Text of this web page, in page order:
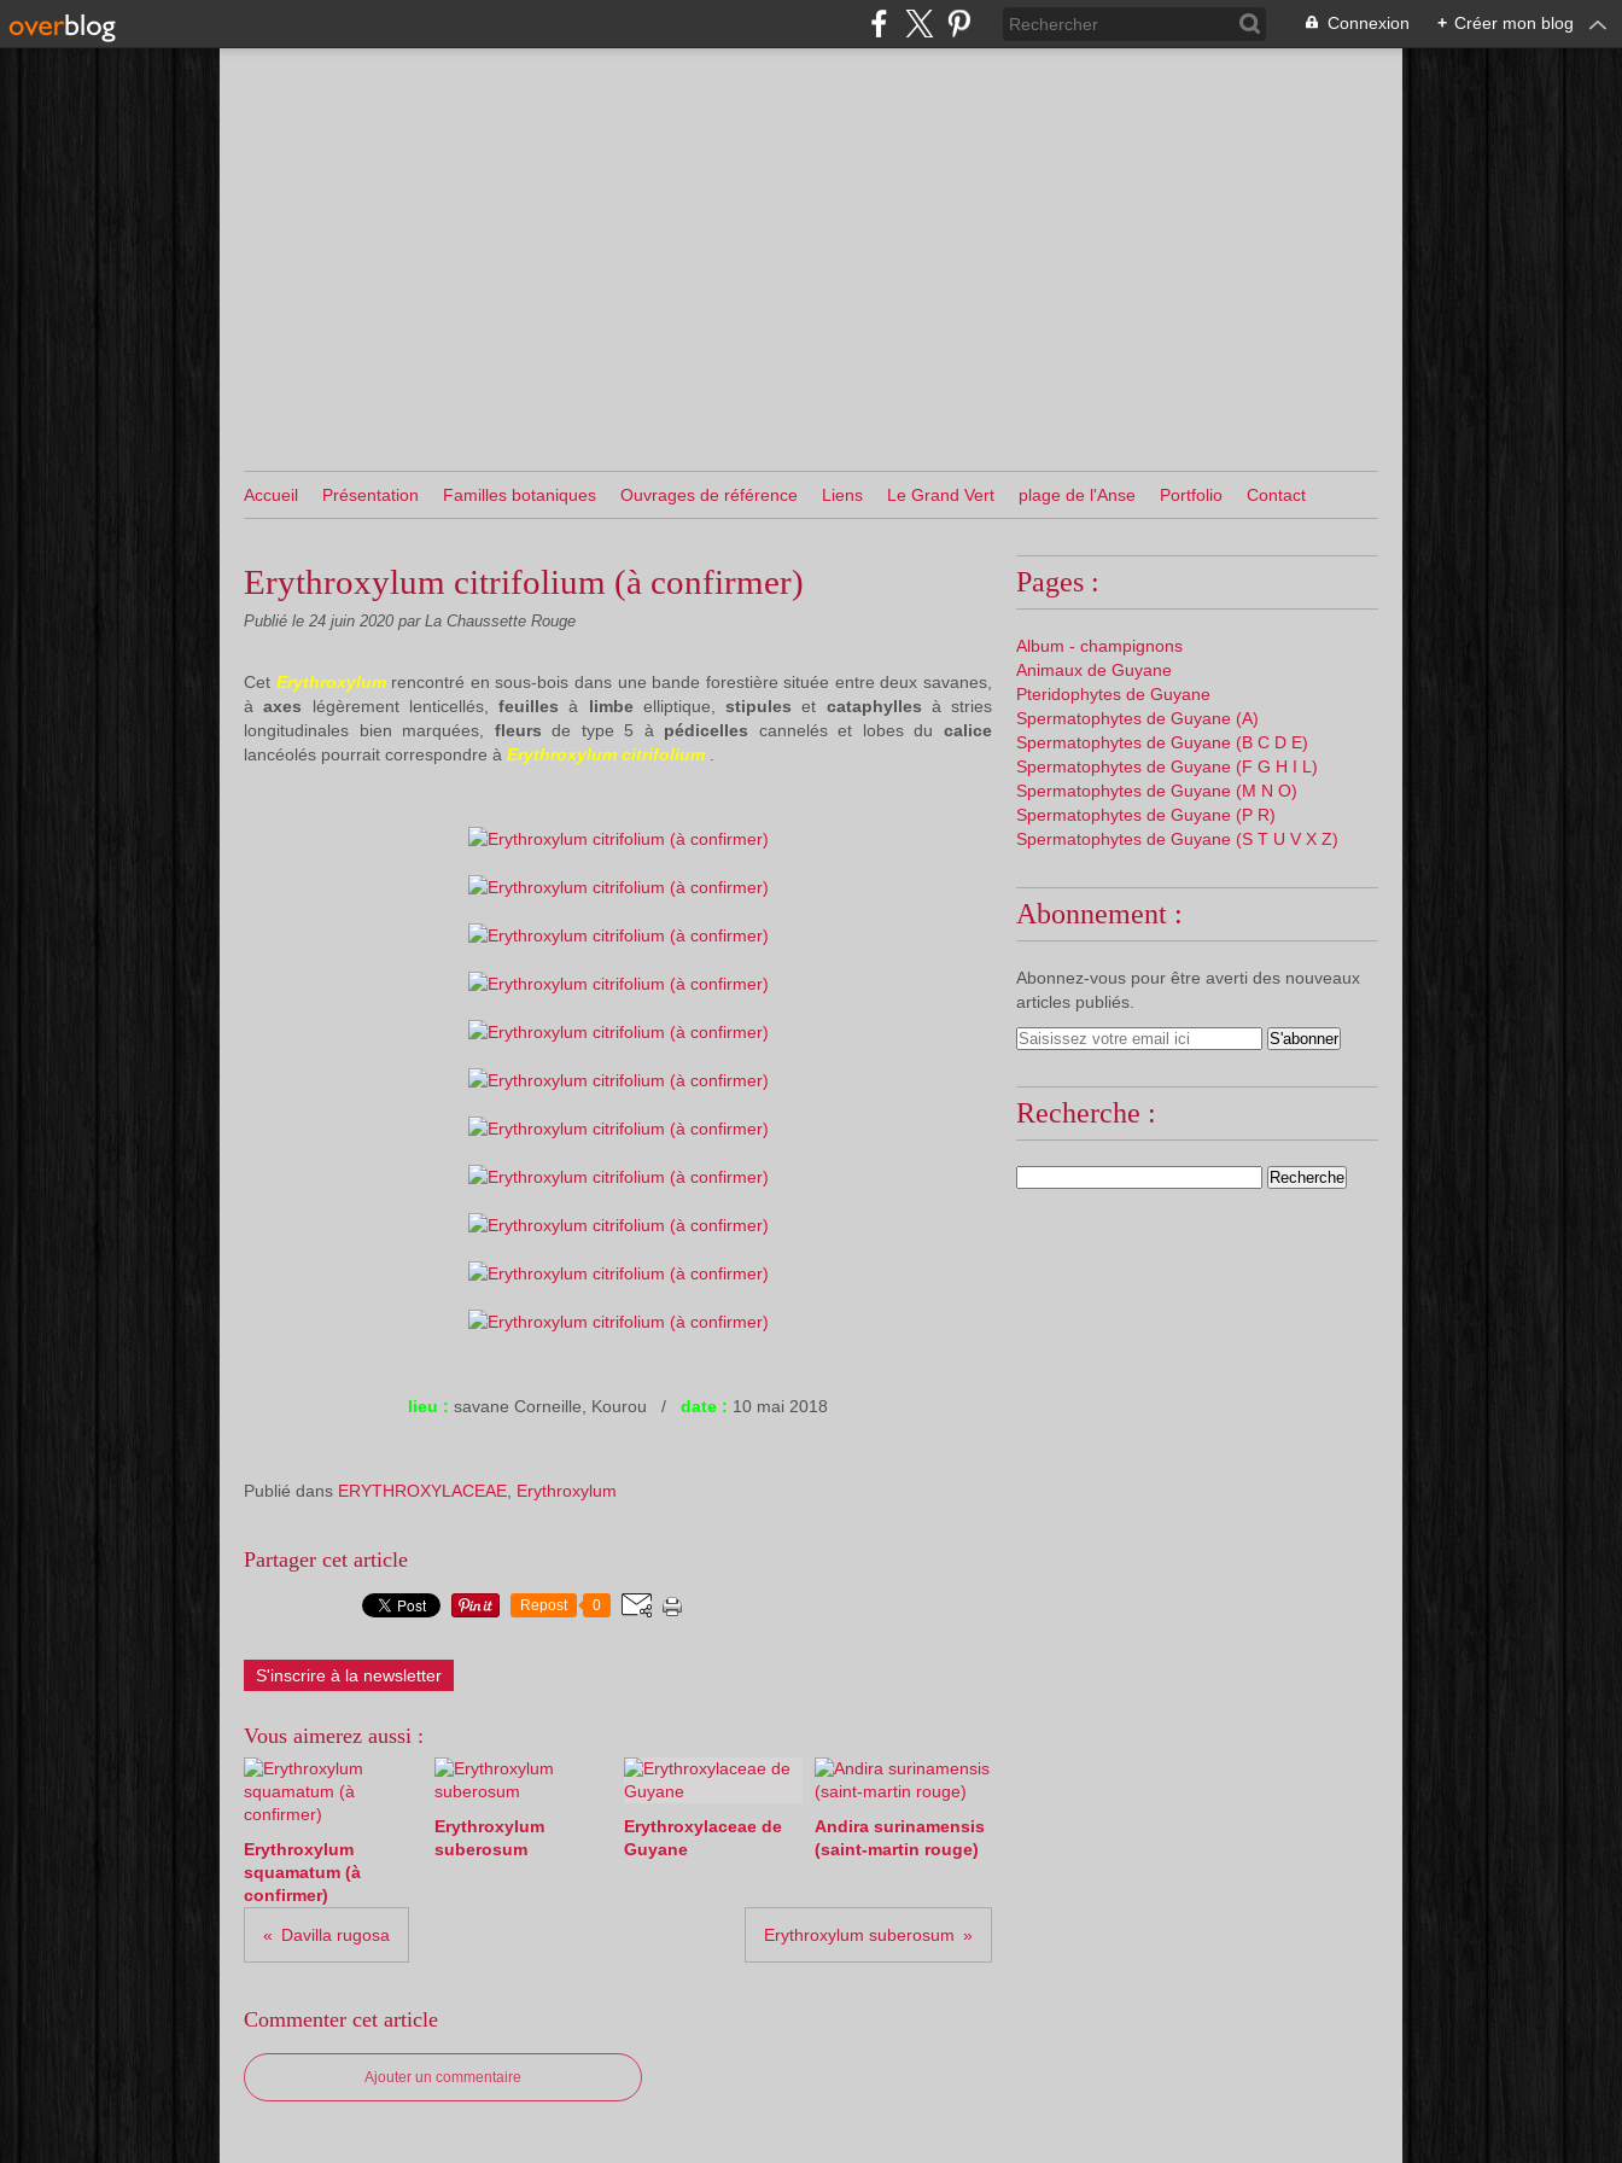
Connexion + Créer mon blog
Accueil Présentation Familles botaniques Ouvrages de référence Liens Le Grand Vert plage de l'Anse Portfolio Contact
Erythroxylum citrifolium (à confirmer)
Publié le 24 juin 2020 par La Chaussette Rouge
Cet Erythroxylum rencontré en sous-bois dans une bande forestière située entre deux savanes,
à axes légèrement lenticellés, feuillesà limbe elliptique, stipuleset cataphylles à stries
longitudinales bien marquées, fleursde type 5 à pédicelles cannelés et lobes ducalice
lancéolés pourrait correspondre à Erythroxylum citrifolium
lieu : savane Corneille, Kourou / date : 10 mai 2018
Publié dans ERYTHROXYLACEAE Erythroxylum
Partager cet article
Repost 0
S'inscrire à la newsletter
Vous aimerez aussi :
Erythroxylum
squamatum (à
confirmer)
Erythroxylum
suberosum
Erythroxylaceae de
Guyane
Andira surinamensis
(saint-martin rouge)
Davilla rugosa Erythroxylum suberosum
Commenter cet article
Ajouter un commentaire
Pages :
Album - champignons
Animaux de Guyane
Pteridophytes de Guyane
Spermatophytes de Guyane (A)
Spermatophytes de Guyane (B C D E)
Spermatophytes de Guyane (F G H I L)
Spermatophytes de Guyane (M N O)
Spermatophytes de Guyane (P R)
Spermatophytes de Guyane (S T U V X Z)
Abonnement :
Abonnez-vous pour être averti des nouveaux
articles publiés.
Recherche :